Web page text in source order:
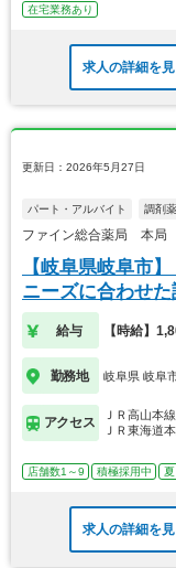
在宅業務あり
求人の詳細を
更新日：2026年5月27日
パート・アルバイト 調剤
ファイン総合薬局 本局
【岐阜県岐阜市
ニーズに合わせた
給与 【時給】
勤務地 岐阜県 岐阜
アクセス
ＪＲ高山本
ＪＲ東海道
店舗数1～9 積極採用中
求人の詳細を